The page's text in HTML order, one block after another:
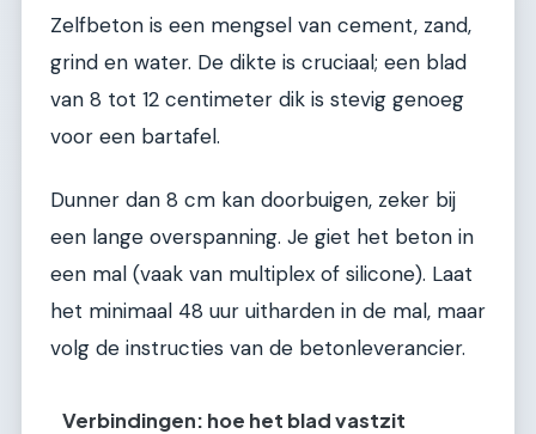
Zelfbeton is een mengsel van cement, zand,
grind en water. De dikte is cruciaal; een blad
van 8 tot 12 centimeter dik is stevig genoeg
voor een bartafel.
Dunner dan 8 cm kan doorbuigen, zeker bij
een lange overspanning. Je giet het beton in
een mal (vaak van multiplex of silicone). Laat
het minimaal 48 uur uitharden in de mal, maar
volg de instructies van de betonleverancier.
Verbindingen: hoe het blad vastzit